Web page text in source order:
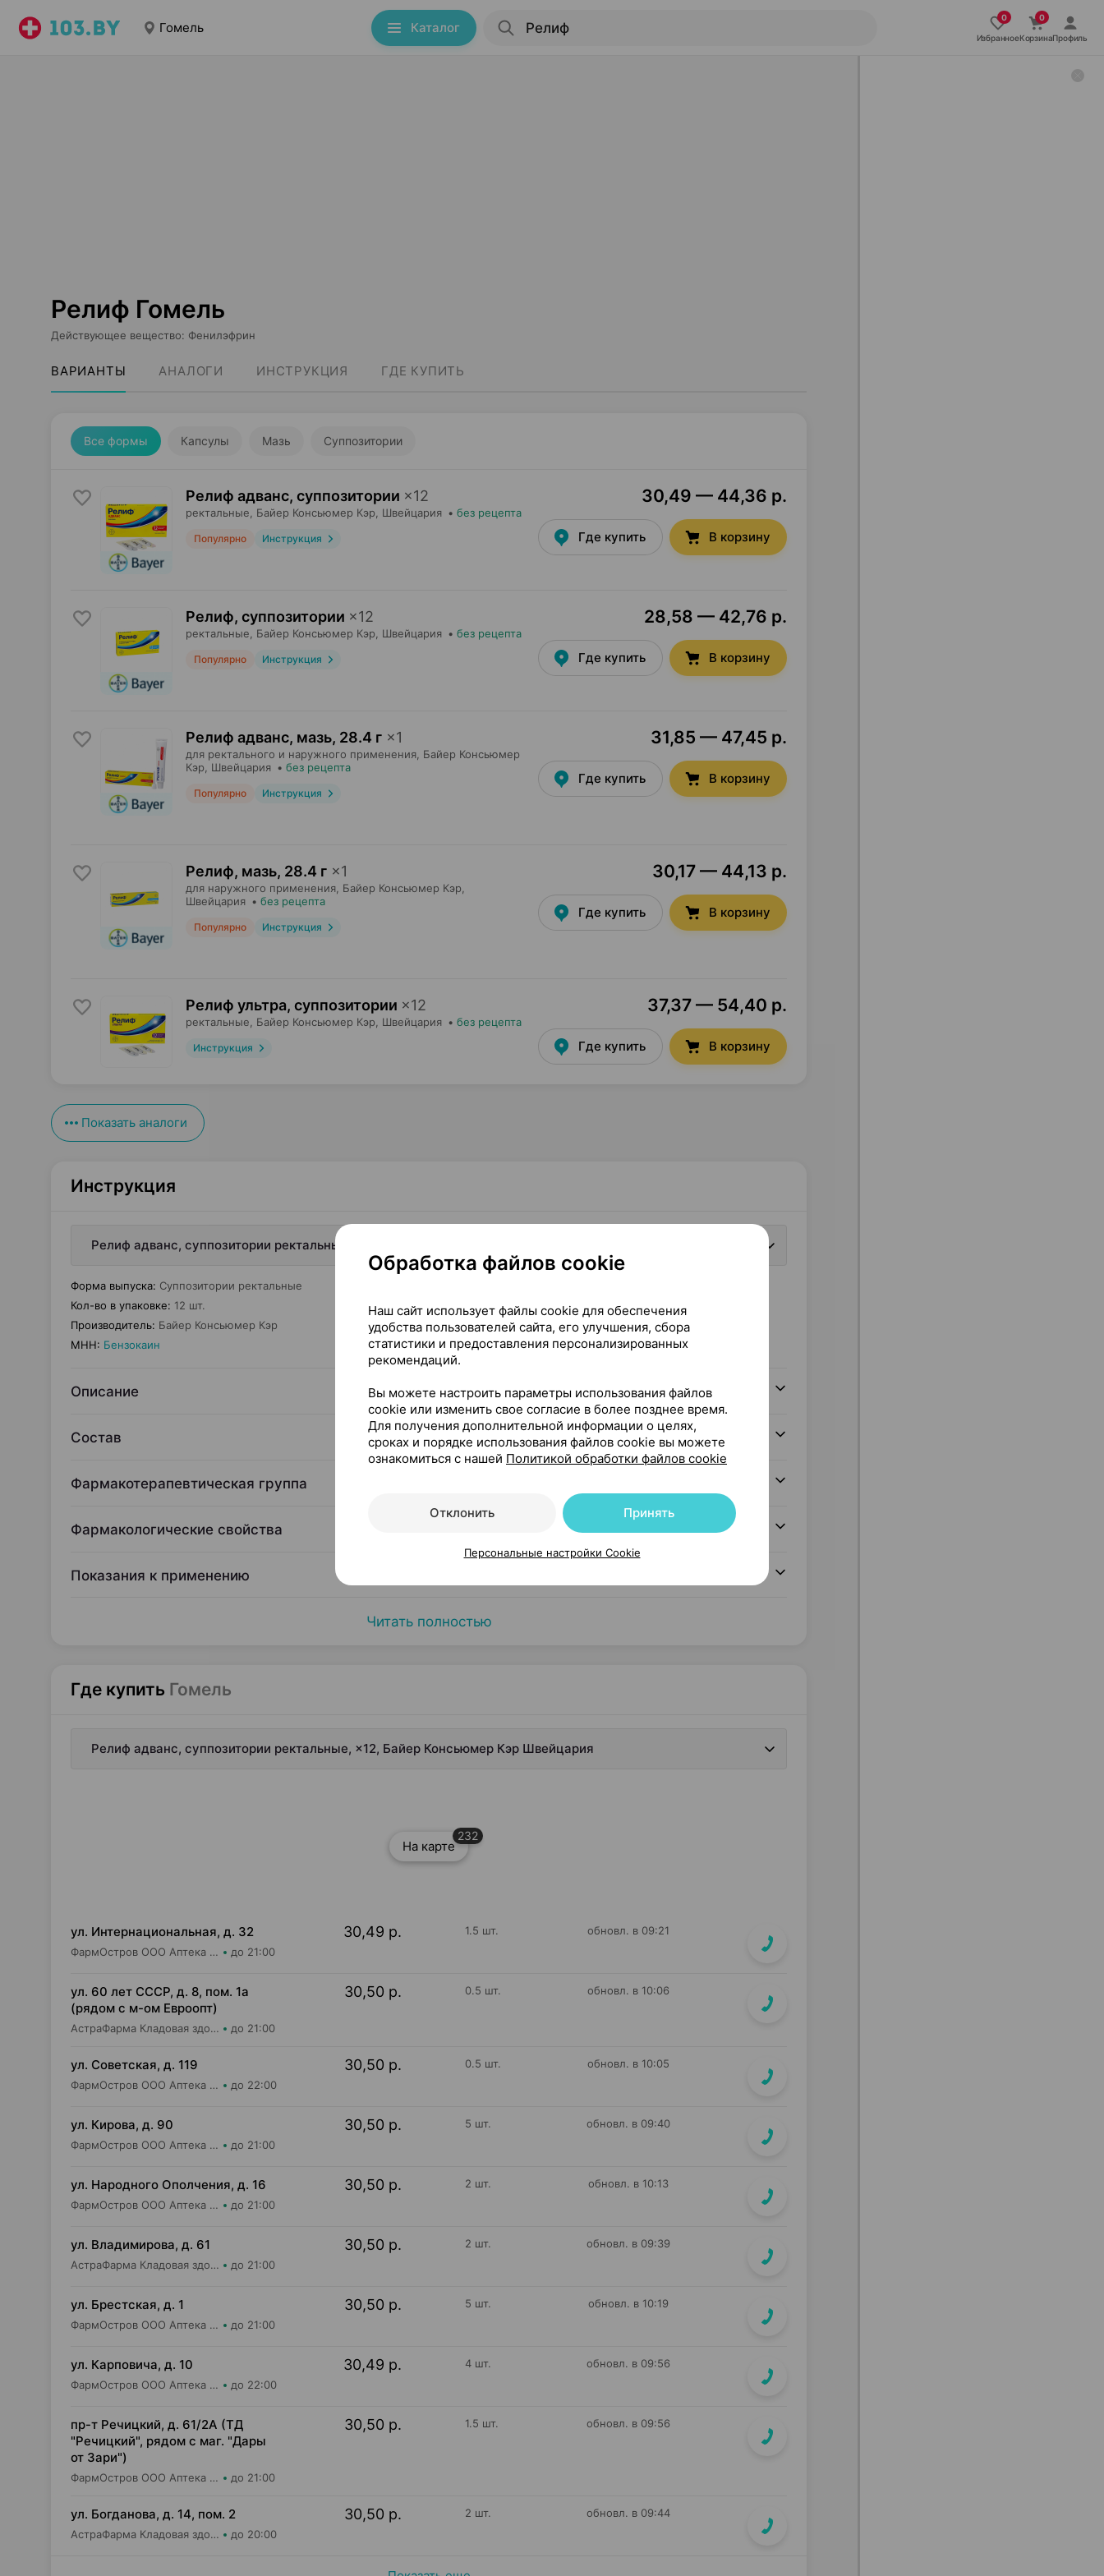
Гомель Каталог
ИзбранноеКорзинаПрофиль
Релиф Гомель
Действующее вещество: Фенилэфрин
ВАРИАНТЫ АНАЛОГИ ИНСТРУКЦИЯ ГДЕ КУПИТЬ
Все формы Капсулы Мазь Суппозитории
Релиф адванс, суппозитории ×12
ректальные, Байер Консьюмер Кэр , Швейцария • без рецепта
Популярно Инструкция
30,49 — 44,36 р.
Где купить В корзину
Релиф, суппозитории ×12
ректальные, Байер Консьюмер Кэр , Швейцария • без рецепта
Популярно Инструкция
28,58 — 42,76 р.
Где купить В корзину
Релиф адванс, мазь, 28.4 г ×1
для ректального и наружного применения, Байер Консьюмер
Кэр , Швейцария • без рецепта
Популярно Инструкция
31,85 — 47,45 р.
Где купить В корзину
Релиф, мазь, 28.4 г ×1
для наружного применения, Байер Консьюмер Кэр
Швейцария • без рецепта
Популярно Инструкция
30,17 — 44,13 р.
Где купить В корзину
Релиф ультра, суппозитории ×12
ректальные, Байер Консьюмер Кэр , Швейцария • без рецепта
Инструкция
37,37 — 54,40 р.
Где купить В корзину
Показать аналоги
Инструкция
Релиф адванс, суппозитории ректальные, ×12, Байер Консьюмер Кэр Швейцария
Форма выпуска: Суппозитории ректальные
Кол-во в упаковке: 12 шт.
Производитель: Байер Консьюмер Кэр
МНН: Бензокаин
Описание
Состав
Фармакотерапевтическая группа
Фармакологические свойства
Показания к применению
Читать полностью
Где купить Гомель
Релиф адванс, суппозитории ректальные, ×12, Байер Консьюмер Кэр Швейцария
На карте
232
ул. Интернациональная, д. 32
ФармОстров ООО Аптека №24 на Интернациональной до 21:00
30,49 р. 1.5 шт. обновл. в 09:21
ул. 60 лет СССР, д. 8, пом. 1а
(рядом с м-ом Евроопт)
АстраФарма Кладовая здоровья ООО Аптека №13 до 21:00
30,50 р. 0.5 шт. обновл. в 10:06
ул. Советская, д. 119
ФармОстров ООО Аптека №11 на Советской до 22:00
30,50 р. 0.5 шт. обновл. в 10:05
ул. Кирова, д. 90
ФармОстров ООО Аптека №8 на Кирова до 21:00
30,50 р. 5 шт. обновл. в 09:40
ул. Народного Ополчения, д. 16
ФармОстров ООО Аптека №22 до 21:00
30,50 р. 2 шт. обновл. в 10:13
ул. Владимирова, д. 61
АстраФарма Кладовая здоровья ООО Аптека №2 до 21:00
30,50 р. 2 шт. обновл. в 09:39
ул. Брестская, д. 1
ФармОстров ООО Аптека №3 на Брестской до 21:00
30,50 р. 5 шт. обновл. в 10:19
ул. Карповича, д. 10
ФармОстров ООО Аптека №6 на Карповича до 22:00
30,49 р. 4 шт. обновл. в 09:56
пр-т Речицкий, д. 61/2А (ТД
"Речицкий", рядом с маг. "Дары
от Зари")
ФармОстров ООО Аптека №10 на Речицком до 21:00
30,50 р. 1.5 шт. обновл. в 09:56
ул. Богданова, д. 14, пом. 2
АстраФарма Кладовая здоровья ООО Аптека №16 до 20:00
30,50 р. 2 шт. обновл. в 09:44
Обработка файлов cookie
Наш сайт использует файлы cookie для обеспечения
удобства пользователей сайта, его улучшения, сбора
статистики и предоставления персонализированных
рекомендаций.
Вы можете настроить параметры использования файлов
cookie или изменить свое согласие в более позднее время.
Для получения дополнительной информации о целях,
сроках и порядке использования файлов cookie вы можете
ознакомиться с нашей Политикой обработки файлов cookie
Отклонить Принять
Персональные настройки Cookie